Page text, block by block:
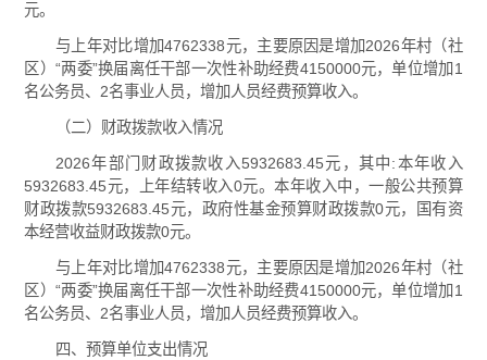
元。
与上年对比增加4762338元，主要原因是增加2026年村（社
区）“两委”换届离任干部一次性补助经费4150000元，单位增加1
名公务员、2名事业人员，增加人员经费预算收入。
（二）财政拨款收入情况
2026年部门财政拨款收入5932683.45元，其中:本年收入
5932683.45元，上年结转收入0元。本年收入中，一般公共预算
财政拨款5932683.45元，政府性基金预算财政拨款0元，国有资
本经营收益财政拨款0元。
与上年对比增加4762338元，主要原因是增加2026年村（社
区）“两委”换届离任干部一次性补助经费4150000元，单位增加1
名公务员、2名事业人员，增加人员经费预算收入。
四、预算单位支出情况